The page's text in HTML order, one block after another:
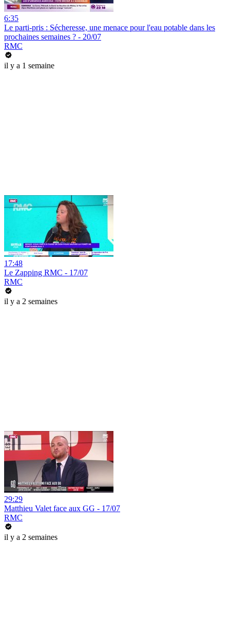
6:35
Le parti-pris : Sécheresse, une menace pour l'eau potable dans les
prochaines semaines ? - 20/07
RMC
il y a 1 semaine
17:48
Le Zapping RMC - 17/07
RMC
il y a 2 semaines
29:29
Matthieu Valet face aux GG - 17/07
RMC
il y a 2 semaines